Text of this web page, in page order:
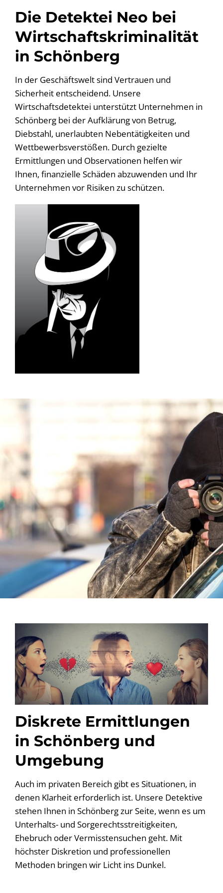
Die Detektei Neo bei
Wirtschaftskriminalität
in Schönberg
In der Geschäftswelt sind Vertrauen und
Sicherheit entscheidend. Unsere
Wirtschaftsdetektei unterstützt Unternehmen in
Schönberg bei der Aufklärung von Betrug,
Diebstahl, unerlaubten Nebentätigkeiten und
Wettbewerbsverstößen. Durch gezielte
Ermittlungen und Observationen helfen wir
Ihnen, finanzielle Schäden abzuwenden und Ihr
Unternehmen vor Risiken zu schützen.
Diskrete Ermittlungen
in Schönberg und
Umgebung
Auch im privaten Bereich gibt es Situationen, in
denen Klarheit erforderlich ist. Unsere Detektive
stehen Ihnen in Schönberg zur Seite, wenn es um
Unterhalts- und Sorgerechtsstreitigkeiten,
Ehebruch oder Vermisstensuchen geht. Mit
höchster Diskretion und professionellen
Methoden bringen wir Licht ins Dunkel.